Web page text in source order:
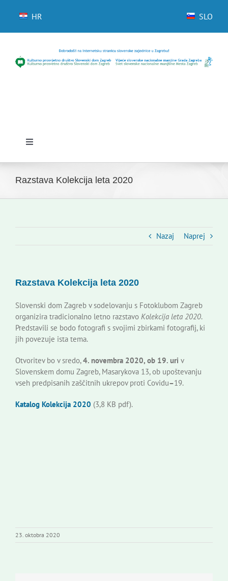
HR SLO
Toggle
Novice
Kontakti
Novi odmev – naše glasilo
Založništvo
Koristne informacije
Razstava Kolekcija leta 2020
Nazaj Naprej
Razstava Kolekcija leta 2020
Slovenski dom Zagreb v sodelovanju s Fotoklubom Zagreb
organizira tradicionalno letno razstavo Kolekcija leta 2020.
Predstavili se bodo fotografi s svojimi zbirkami fotografij, ki
jih povezuje ista tema.
Otvoritev bo v sredo,4. novembra 2020, ob 19. uri v
Slovenskem domu Zagreb, Masarykova 13, ob upoštevanju
vseh predpisanih zaščitnih ukrepov proti Covidu–19.
Katalog Kolekcija 2020 (3,8 KB pdf).
23. oktobra 2020